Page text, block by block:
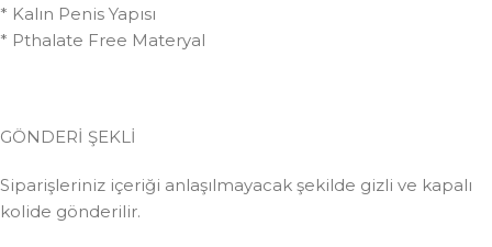
* Kalın Penis Yapısı
* Pthalate Free Materyal
GÖNDERİ ŞEKLİ
Siparişleriniz içeriği anlaşılmayacak şekilde gizli ve kapalı
kolide gönderilir.